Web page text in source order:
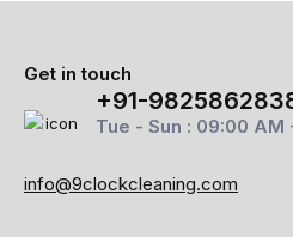
Get in touch
+91-
Tue - Sun : 09:00 AM
info@9clockcleaning.com